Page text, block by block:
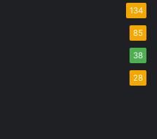
134
85
38
28